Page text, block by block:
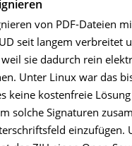
von PDF-Dateien
seit langem verbreitet
sie dadurch rein
Unter Linux war das
keine kostenfreie
solche Signaturen
einzufügen.